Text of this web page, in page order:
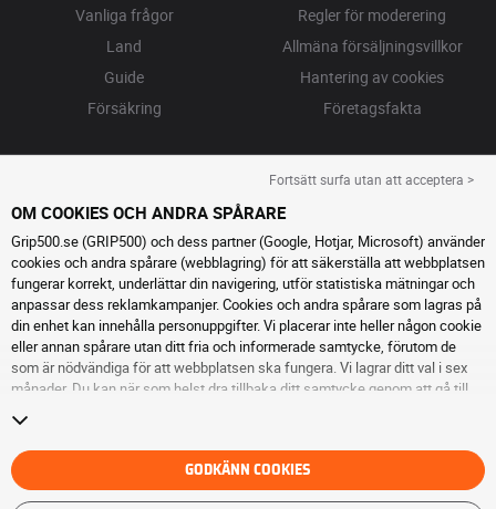
Vanliga frågor
Land
Guide
Försäkring
Regler för moderering
Allmäna försäljningsvillkor
Hantering av cookies
Företagsfakta
Fortsätt surfa utan att acceptera >
OM COOKIES OCH ANDRA SPÅRARE
Grip500.se (GRIP500) och dess partner (Google, Hotjar, Microsoft) använder
cookies och andra spårare (webblagring) för att säkerställa att webbplatsen
fungerar korrekt, underlättar din navigering, utför statistiska mätningar och
anpassar dess reklamkampanjer. Cookies och andra spårare som lagras på
din enhet kan innehålla personuppgifter. Vi placerar inte heller någon cookie
eller annan spårare utan ditt fria och informerade samtycke, förutom de
som är nödvändiga för att webbplatsen ska fungera. Vi lagrar ditt val i sex
månader. Du kan när som helst dra tillbaka ditt samtycke genom att gå till
acceptera cookies eller andra spårare. Vägran hindrar inte tillgång till
tjänsterna GRIP500. För ytterligare information hänvisar vi tillsidan för
cookies och andra spårare
GODKÄNN COOKIES